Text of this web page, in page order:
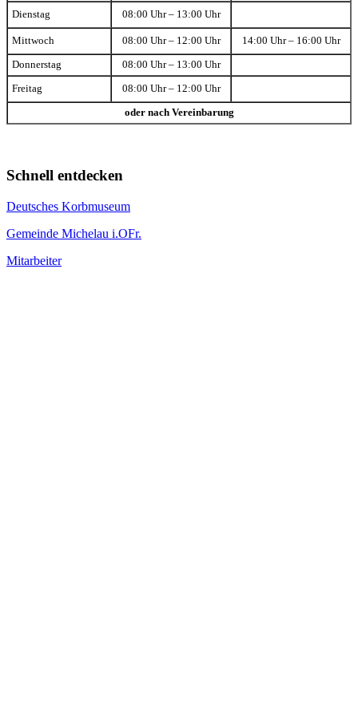
Dienstag 08:00 Uhr – 13:00 Uhr
Mittwoch 08:00 Uhr – 12:00 Uhr 14:00 Uhr – 16:00 Uhr
Donnerstag 08:00 Uhr – 13:00 Uhr
Freitag 08:00 Uhr – 12:00 Uhr
oder nach Vereinbarung
Schnell entdecken
Deutsches Korbmuseum
Gemeinde Michelau i.OFr.
Mitarbeiter